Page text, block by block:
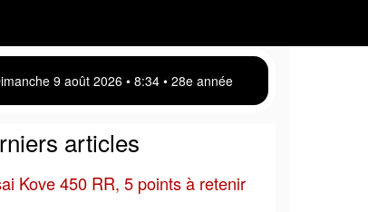
9 août 2026 • 8 34 • 28e année
articles
Kove 450 RR, 5 points à retenir